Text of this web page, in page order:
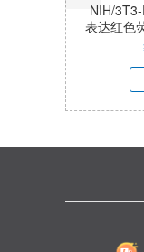
（马肾脏细胞永生
）XY-C038
50000.00